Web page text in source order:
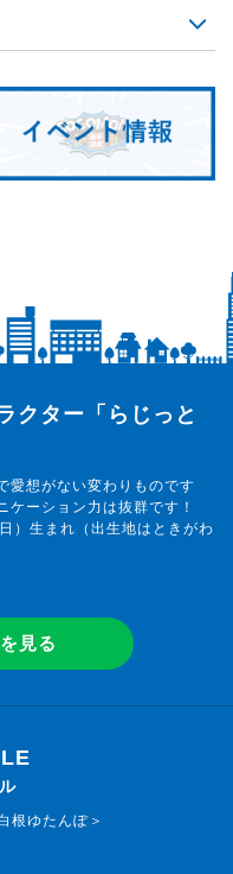
クター「らじっと
愛想がない変わりものです
ケーション力は抜群です！
）生まれ（出生地はときがわ
見る
根ゆたんぽ＞